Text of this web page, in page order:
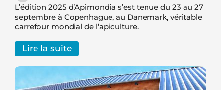
L’édition 2025 d’Apimondia s’est tenue du 23 au 27
septembre à Copenhague, au Danemark, véritable
carrefour mondial de l’apiculture.
Lire la suite